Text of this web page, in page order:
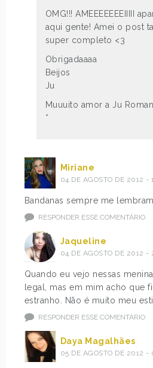
OMG!!! AMEEEEEEEIIIII
aqui gente! Amei o post
super completo <3
Obrigadaaaa
Beijos
Ju
Muuuito amor a Ju
*
Miriane
04 DE AGOSTO DE 2012 -
Bandanas sempre me lembram
RESPONDER ESSE COMENTÁRIO
Jaqueline
04 DE AGOSTO DE 2012 -
Quando eu vejo nessas
legal, mas em mim acho que
estranho. Não é muito meu
RESPONDER ESSE COMENTÁRIO
Daya Magalhães
05 DE AGOSTO DE 2012 -